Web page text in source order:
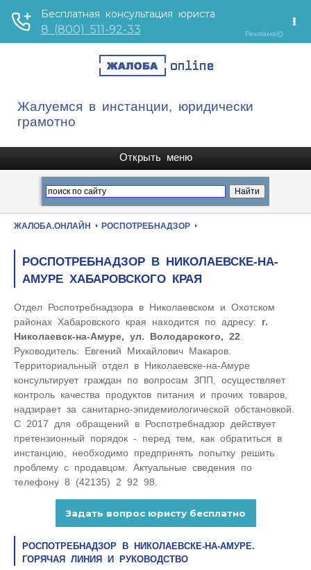
Жалуемся в инстанции, юридически
грамотно
ЖАЛОБА.ОНЛАЙН РОСПОТРЕБНАДЗОР
РОСПОТРЕБНАДЗОР В НИКОЛАЕВСКЕ-НА-
АМУРЕ ХАБАРОВСКОГО КРАЯ
Отдел Роспотребнадзора в Николаевском и Охотском
районах Хабаровского края находится по адресу: г.
Николаевск-на-Амуре, ул. Володарского, 22
Руководитель: Евгений Михайлович Макаров.
Территориальный отдел в Николаевске-на-Амуре
консультирует граждан по вопросам ЗПП, осуществляет
контроль качества продуктов питания и прочих товаров,
надзирает за санитарно-эпидемиологической обстановкой.
С 2017 для обращений в Роспотребнадзор действует
претензионный порядок - перед тем, как обратиться в
инстанцию, необходимо предпринять попытку решить
проблему с продавцом. Актуальные сведения по
телефону 8 (42135) 2 92 98.
РОСПОТРЕБНАДЗОР В НИКОЛАЕВСКЕ-НА-АМУРЕ.
ГОРЯЧАЯ ЛИНИЯ И РУКОВОДСТВО